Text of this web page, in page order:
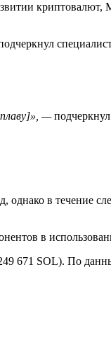
криптовалют,
—
в течение
в
671 SOL). По